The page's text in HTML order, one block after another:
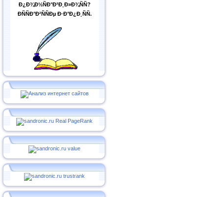
Ð¿Ð¾Ð½ÑÐ°Ð²Ð¸Ð»Ð¾ÑÑ?
ÐÑÑÐ°Ð²ÑÑÐµ Ð·Ð°Ð¿Ð¸ÑÑ.